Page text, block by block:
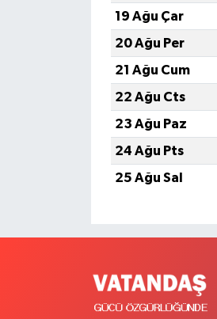
19 Ağu Çar
20 Ağu Per
21 Ağu Cum
22 Ağu Cts
23 Ağu Paz
24 Ağu Pts
25 Ağu Sal